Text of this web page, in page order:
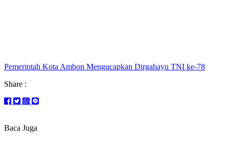
Pemerintah Kota Ambon Mengucapkan Dirgahayu TNI ke-78
Share :
Baca Juga